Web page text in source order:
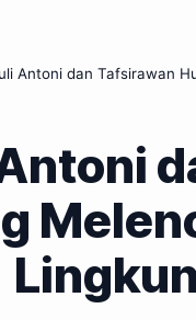
Antoni dan Tafsirawan